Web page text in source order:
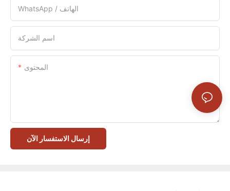
WhatsApp / الهاتف
اسم الشركة
المحتوى
إرسال الاستفسار الآن